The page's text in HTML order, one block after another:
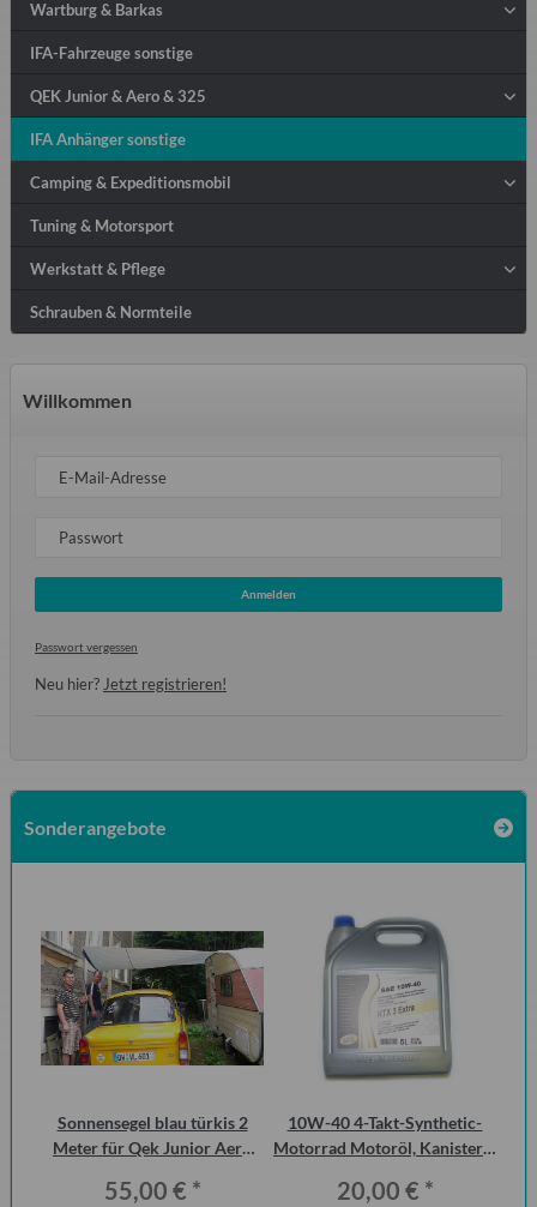
Wartburg & Barkas
IFA-Fahrzeuge sonstige
QEK Junior & Aero & 325
IFA Anhänger sonstige
Camping & Expeditionsmobil
Tuning & Motorsport
Werkstatt & Pflege
Schrauben & Normteile
Willkommen
E-Mail-Adresse
Passwort
Anmelden
Passwort vergessen
Neu hier?Jetzt registrieren!
Sonderangebote
Sonnensegel blau türkis 2
Meter für Qek Junior Aero
55,00 € *
10W-40 4-Takt-Synthetic-
Motorrad Motoröl, Kanister 5
20,00 € *